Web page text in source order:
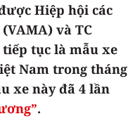
Hiệp hội các
và TC
tiếp tục là mẫu xe
Nam trong tháng
xe này đã 4 lần
.